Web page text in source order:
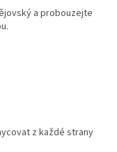
a probouzejte
z každé strany